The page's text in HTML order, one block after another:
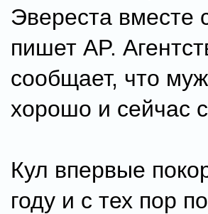
Эвереста вместе
пишет AP.
сообщает, что
хорошо и сейчас
Кул впервые
году и с тех пор